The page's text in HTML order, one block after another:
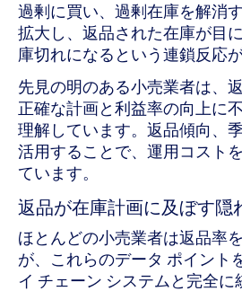
過剰に買い、過剰在庫を解消
拡大し、返品された在庫が目
庫切れになるという連鎖反応
先見の明のある小売業者は、
正確な計画と利益率の向上に
理解しています。返品傾向、
活用することで、運用コスト
ています。
返品が在庫計画に及ぼす隠
ほとんどの小売業者は返品率
が、これらのデータ ポイント
イ チェーン システムと完全